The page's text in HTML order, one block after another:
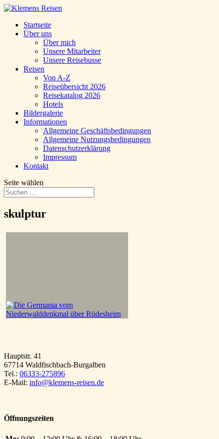
Startseite
Über uns
Über mich
Unsere Mitarbeiter
Unsere Reisebusse
Reisen
Von A-Z
Reiseübersicht 2026
Reisekatalog 2026
Hotels
Bildergalerie
Informationen
Allgemeine Geschäftsbedingungen
Allgemeine Nutzungsbedingungen
Datenschutzerklärung
Impressum
Kontakt
Seite wählen
skulptur
Hauptstr. 41
67714 Waldfischbach-Burgalben
Tel.: 06333-275896
E-Mail: info@klemens-reisen.de
Öffnungszeiten